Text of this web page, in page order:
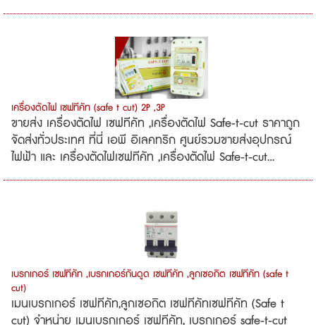
เครื่องตัดไฟ เซฟทีคัท (safe t cut) 2P ,3P
ขายส่ง เครื่องตัดไฟ เซฟทีคัท ,เครื่องตัดไฟ Safe-t-cut ราคาถูก
จัดส่งทั่วประเทศ ที่นี่ เอพี อิเลคทริก ศูนย์รวมขายส่งอุปกรณ์
ไฟฟ้า และ เครื่องตัดไฟเซฟทีคัท ,เครื่องตัดไฟ Safe-t-cut...
เบรกเกอร์ เซฟทีคัท ,เบรกเกอร์กันดูด เซฟทีคัท ,ลูกเซอกิต เซฟทีคัท (safe t
cut)
เมนเบรกเกอร์ เซฟทีคัท,ลูกเซอกิต เซฟทีคัทเซฟทีคัท (Safe t
cut) จำหน่าย เมนเบรกเกอร์ เซฟทีคัท, เบรกเกอร์ safe-t-cut